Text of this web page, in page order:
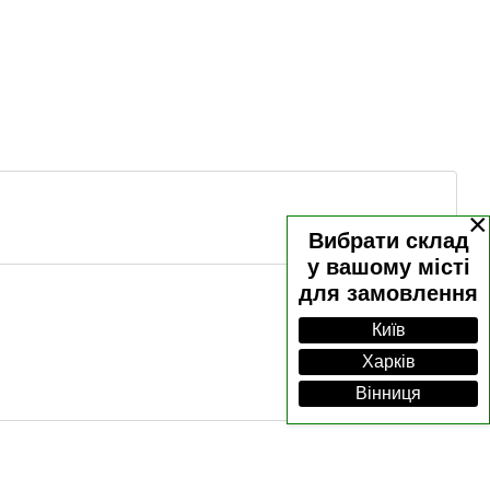
×
Вибрати склад
у вашому місті
для замовлення
Київ
Харків
Вінниця